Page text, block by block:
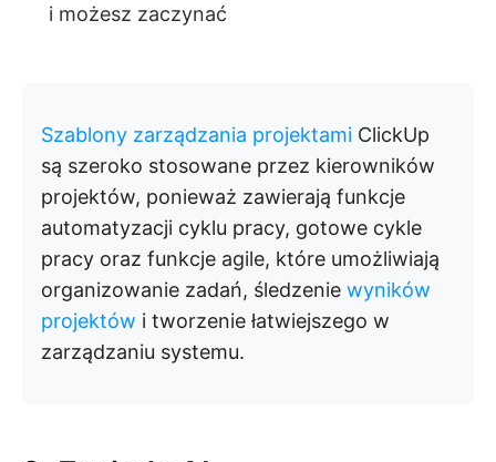
i możesz zaczynać
Szablony zarządzania projektami ClickUp
są szeroko stosowane przez kierowników
projektów, ponieważ zawierają funkcje
automatyzacji cyklu pracy, gotowe cykle
pracy oraz funkcje agile, które umożliwiają
organizowanie zadań, śledzenie wyników
projektów i tworzenie łatwiejszego w
zarządzaniu systemu.